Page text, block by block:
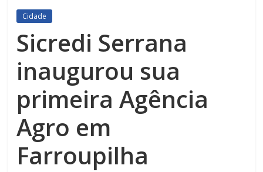
Cidade
Sicredi Serrana
inaugurou sua
primeira Agência
Agro em
Farroupilha